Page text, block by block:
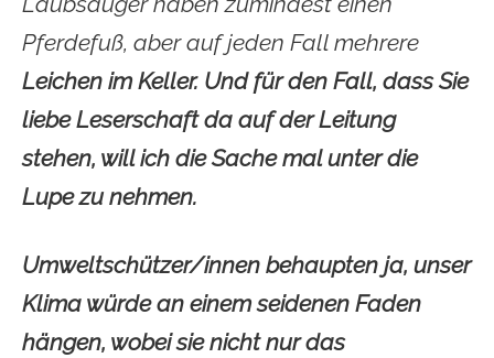
Pferdefuß, aber auf jeden Fall mehrere
Leichen im Keller. Und für den Fall, dass Sie
liebe Leserschaft da auf der Leitung
stehen, will ich die Sache mal unter die
Lupe zu nehmen.
Umweltschützer/innen behaupten ja, unser
Klima würde an einem seidenen Faden
hängen, wobei sie nicht nur das